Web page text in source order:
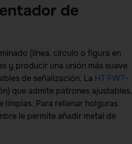
de
(línea, círculo o figura en
y producir una unión más suave
de señalización. La HT FWT-
que admite patrones ajustables,
Para rellenar holguras
le permite añadir metal de